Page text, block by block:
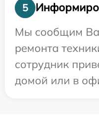
5
Мы сообщим
ремонта
сотрудник
домой или в